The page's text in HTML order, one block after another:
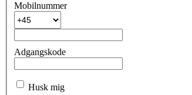
Mobilnummer
Adgangskode
Husk mig